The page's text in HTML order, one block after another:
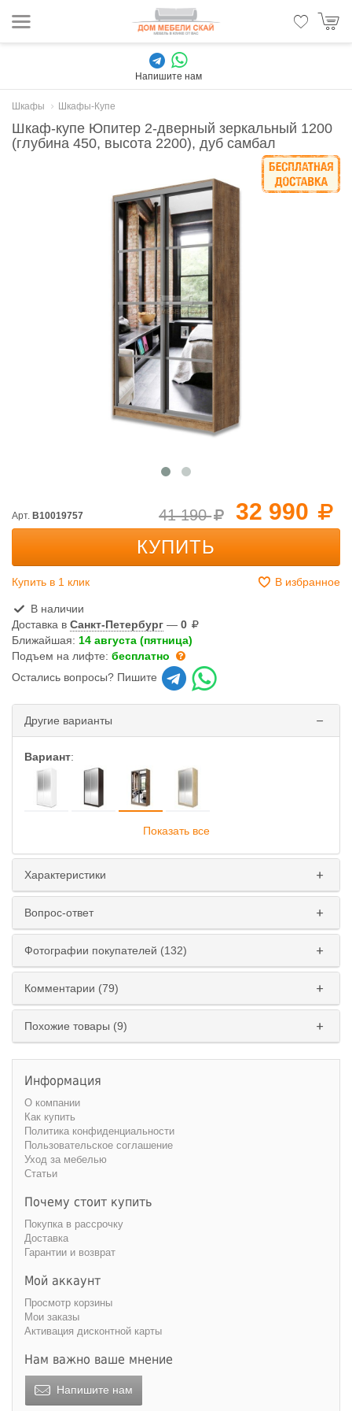
Напишите нам
Шкафы Шкафы-Купе
Шкаф-купе Юпитер 2-дверный зеркальный 1200
(глубина 450, высота 2200), дуб самбал
32 990
41 190
Арт. B10019757
КУПИТЬ
Купить в 1 клик В избранное
В наличии
Доставка в Санкт-Петербург — 0
Ближайшая: 14 августа (пятница)
Подъем на лифте: бесплатно
Остались вопросы? Пишите
Другие варианты
Вариант:
45 см 60 см
Ширина:
150 см 160 см 170 см
Высота:
Показать все
Характеристики
Вопрос-ответ
Фотографии покупателей (132)
Комментарии (79)
Похожие товары (9)
Информация
О компании
Как купить
Политика конфиденциальности
Пользовательское соглашение
Уход за мебелью
Статьи
Почему стоит купить
Покупка в рассрочку
Доставка
Гарантии и возврат
Мой аккаунт
Просмотр корзины
Мои заказы
Активация дисконтной карты
Нам важно ваше мнение
Напишите нам